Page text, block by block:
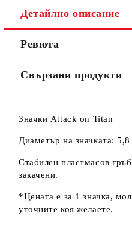
Съгласен съм с
Ние ще се свържем с вас в
Детайлно описание
Ревюта
Свързани продукти
Значки Attack on Titan
Диаметър на значката:
Стабилен пластмасов
закачени.
*Цената е за 1 значка,
уточните коя желаете.